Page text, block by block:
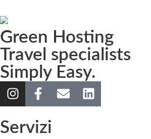
Green Hosting
Travel specialists
Simply Easy.
Servizi